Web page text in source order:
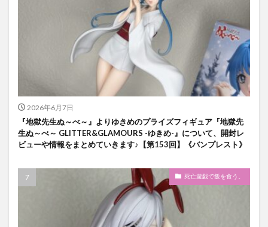
2026年6月7日
『地獄先生ぬ～べ～』よりゆきめのプライズフィギュア『地獄先
生ぬ～べ～ GLITTER&GLAMOURS -ゆきめ-』について、開封レ
ビューや情報をまとめていきます♪【第153回】《バンプレスト》
死亡遊戯で飯を食う。